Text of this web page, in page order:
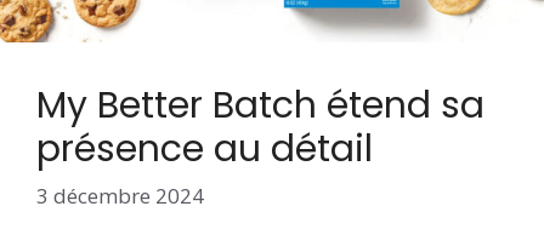
My Better Batch étend sa
présence au détail
3 décembre 2024